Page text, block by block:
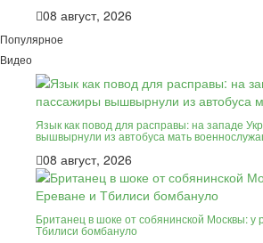
08 август, 2026
Популярное
Видео
Язык как повод для расправы: на западе
вышвырнули из автобуса мать
08 август, 2026
Британец в шоке от собянинской Москвы: у
Тбилиси бомбануло